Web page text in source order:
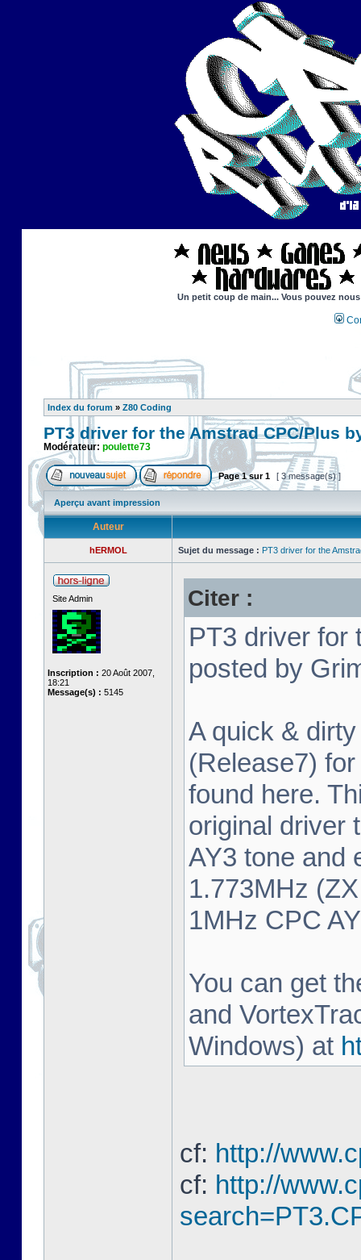
Un petit coup de main... Vous pouvez
Index du forum » Z80 Coding
PT3 driver for the Amstrad CPC/Plus
Modérateur: poulette73
Page1sur1 [ 3 message(s) ]
Aperçu avant impression
Auteur
hERMOL Sujet du message : PT3 driver for the
Site Admin
Inscription : 20 Août 2007,
18:21
Message(s) : 5145
Citer :
PT3 driver for
posted by
A quick &
(Release7)
found here.
original driver
AY3 tone and
1.773MHz
1MHz CPC
You can get
and
Windows) at
cf: http://
cf: http://